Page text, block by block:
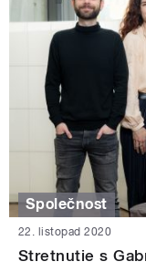
Společnost
22. listopad 2020
Stretnutie s